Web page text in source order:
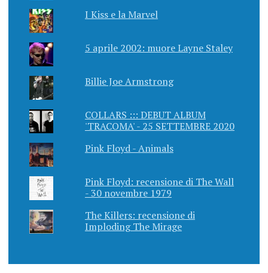
I Kiss e la Marvel
5 aprile 2002: muore Layne Staley
Billie Joe Armstrong
COLLARS ::: DEBUT ALBUM
'TRACOMA' - 25 SETTEMBRE 2020
Pink Floyd - Animals
Pink Floyd: recensione di The Wall
- 30 novembre 1979
The Killers: recensione di
Imploding The Mirage